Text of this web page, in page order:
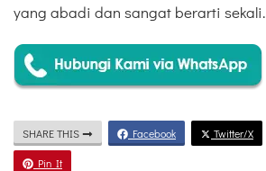
yang abadi dan sangat berarti sekali.
SHARE THIS Facebook Twitter/X
Pin It